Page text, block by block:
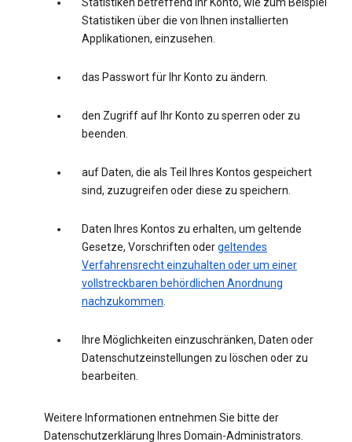
Statistiken betreffend Ihr Konto, wie zum Beispiel
Statistiken über die von Ihnen installierten
Applikationen, einzusehen.
das Passwort für Ihr Konto zu ändern.
den Zugriff auf Ihr Konto zu sperren oder zu
beenden.
auf Daten, die als Teil Ihres Kontos gespeichert
sind, zuzugreifen oder diese zu speichern.
Daten Ihres Kontos zu erhalten, um geltende
Gesetze, Vorschriften odergeltendes
Verfahrensrecht einzuhalten oder um einer
vollstreckbaren behördlichen Anordnung
nachzukommen.
Ihre Möglichkeiten einzuschränken, Daten oder
Datenschutzeinstellungen zu löschen oder zu
bearbeiten.
Weitere Informationen entnehmen Sie bitte der
Datenschutzerklärung Ihres Domain-Administrators.